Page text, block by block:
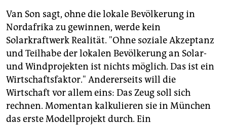
Van Son sagt, ohne die lokale Bevölkerung in
Nordafrika zu gewinnen, werde kein
Solarkraftwerk Realität. "Ohne soziale Akzeptanz
und Teilhabe der lokalen Bevölkerung an Solar-
und Windprojekten ist nichts möglich. Das ist ein
Wirtschaftsfaktor." Andererseits will die
Wirtschaft vor allem eins: Das Zeug soll sich
rechnen. Momentan kalkulieren sie in München
das erste Modellprojekt durch. Ein